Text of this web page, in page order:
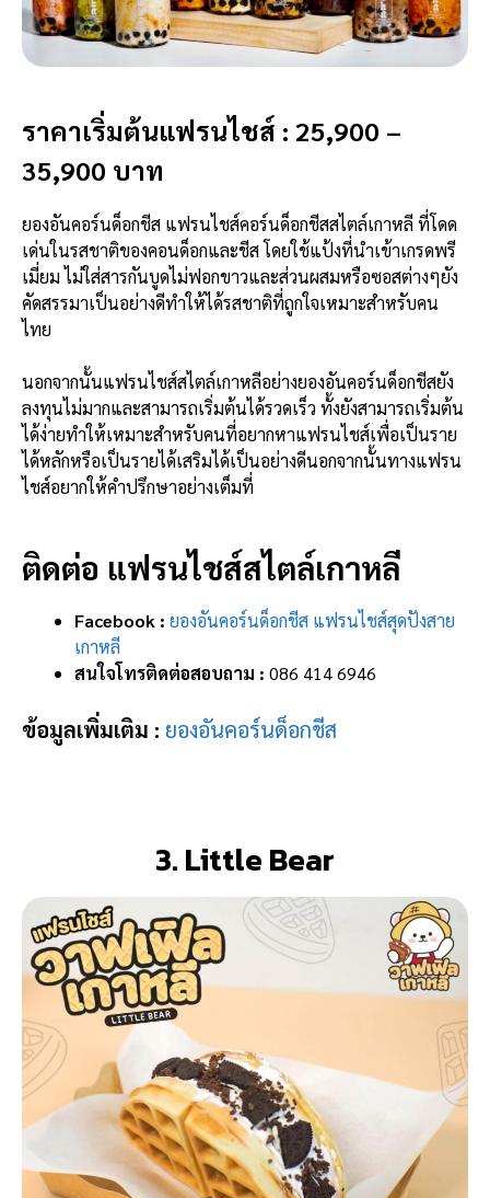
ราคาเริ่มต้นแฟรนไชส์ : 25,900 –
35,900 บาท
ยองอันคอร์นด็อกชีส แฟรนไชส์คอร์นด็อกชีสสไตล์เกาหลี ที่โดด
เด่นในรสชาติของคอนด็อกและชีส โดยใช้แป้งที่นำเข้าเกรดพรี
เมี่ยม ไม่ใส่สารกันบูดไม่ฟอกขาวและส่วนผสมหรือซอสต่างๆยัง
คัดสรรมาเป็นอย่างดีทำให้ได้รสชาติที่ถูกใจเหมาะสำหรับคน
ไทย
นอกจากนั้นแฟรนไชส์สไตล์เกาหลีอย่างยองอันคอร์นด็อกชีสยัง
ลงทุนไม่มากและสามารถเริ่มต้นได้รวดเร็ว ทั้งยังสามารถเริ่มต้น
ได้ง่ายทำให้เหมาะสำหรับคนที่อยากหาแฟรนไชส์เพื่อเป็นราย
ได้หลักหรือเป็นรายได้เสริมได้เป็นอย่างดีนอกจากนั้นทางแฟรน
ไชส์อยากให้คำปรึกษาอย่างเต็มที่
ติดต่อ แฟรนไชส์สไตล์เกาหลี
Facebook : ยองอันคอร์นด็อกชีส แฟรนไชส์สุดปังสาย
เกาหลี
สนใจโทรติดต่อสอบถาม : 086 414 6946
ข้อมูลเพิ่มเติม : ยองอันคอร์นด็อกชีส
3. Little Bear